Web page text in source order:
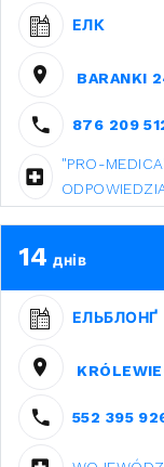
ЕЛК
BARANKI
876 209
"PRO-
14 днів
ЕЛЬБЛОНҐ
552 395